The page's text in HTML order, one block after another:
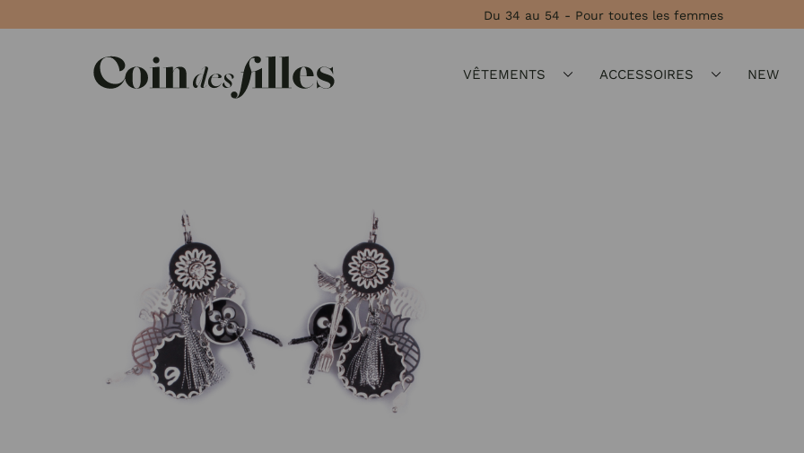
Du 34 au 54 - Pour toutes les femmes
VÊTEMENTS ACCESSOIRES NEW